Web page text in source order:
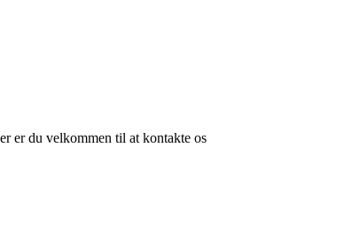
er du velkommen til at kontakte os